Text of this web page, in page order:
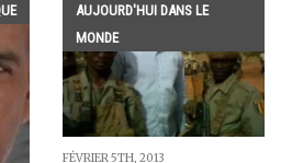
AUJOURD'HUI DANS LE
MONDE
FÉVRIER 5TH, 2013